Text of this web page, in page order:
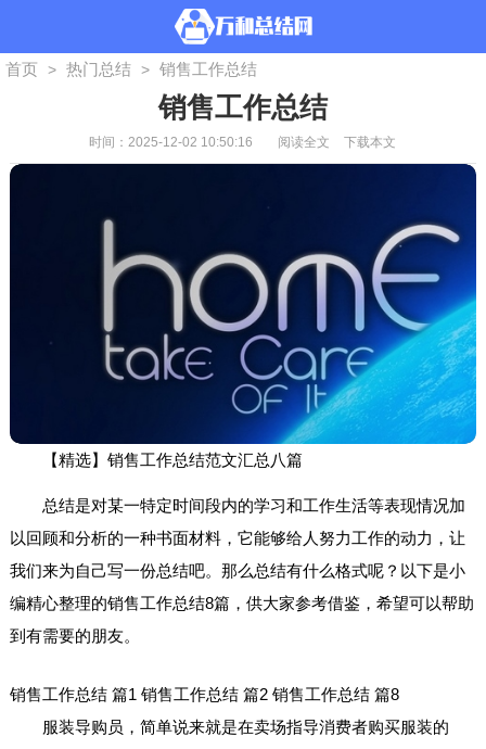
首页 > 热门总结 > 销售工作总结
销售工作总结
时间：2025-12-02 10:50:16 阅读全文 下载本文
【精选】销售工作总结范文汇总八篇
总结是对某一特定时间段内的学习和工作生活等表现情况加
以回顾和分析的一种书面材料，它能够给人努力工作的动力，让
我们来为自己写一份总结吧。那么总结有什么格式呢？以下是小
编精心整理的销售工作总结8篇，供大家参考借鉴，希望可以帮助
到有需要的朋友。
销售工作总结 篇1
服装导购员，简单说来就是在卖场指导消费者购买服装的
销售工作总结 篇2 销售工作总结 篇8